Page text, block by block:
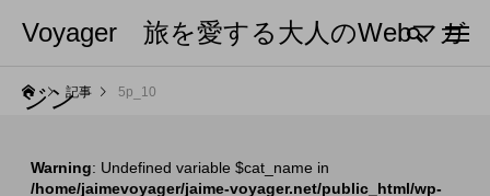
Voyager 旅を愛する大人のWebマガ
ジン記事 5p_10
Warning: Undefined variable $cat_name in
/home/jaimevoyager/jaime-voyager.net/public_html/wp-